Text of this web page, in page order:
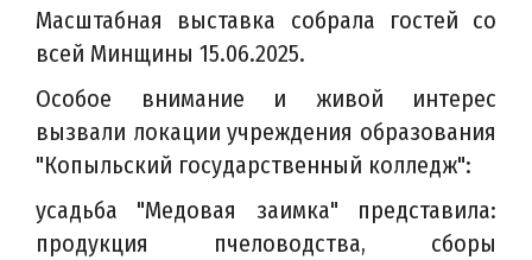
Масштабная выставка собрала гостей со
всей Минщины 15.06.2025.
Особое внимание и живой интерес
вызвали локации учреждения образования
"Копыльский государственный колледж":
усадьба "Медовая заимка" представила:
продукция пчеловодства, сборы